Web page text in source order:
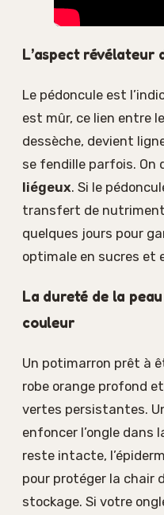
L’aspect révélateur
Le pédoncule est
est mûr, ce lien entre
dessèche, devient
se fendille parfois. On
liégeux. Si le
transfert de
quelques jours pour
optimale en sucres et
La dureté de la
couleur
Un potimarron prêt à
robe orange profond
vertes persistantes.
enfoncer l’ongle dans
reste intacte,
pour protéger la chair
stockage. Si votre